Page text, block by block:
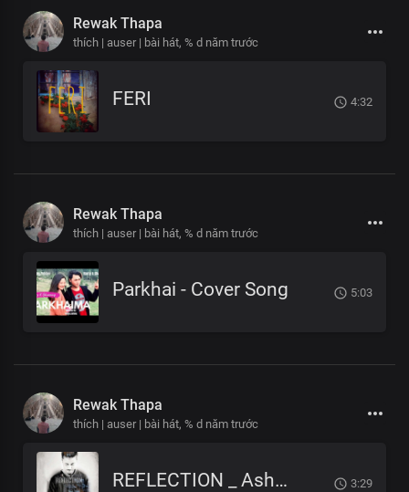
Rewak Thapa
thích | auser | bài hát, % d năm trước
FERI 4:32
Rewak Thapa
thích | auser | bài hát, % d năm trước
Parkhai - Cover Song 5:03
Rewak Thapa
thích | auser | bài hát, % d năm trước
REFLECTION _ Ashes Roka 3:29